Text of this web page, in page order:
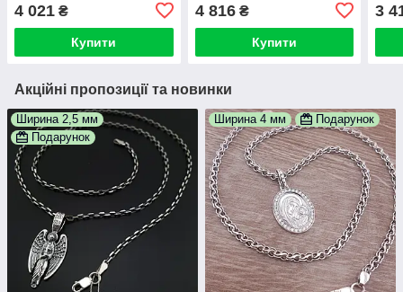
4 021 ₴
Купити
святий Миколай
Чудотворець і ланцюжок
925 проба 50 см
4 816₴
Купити
3
Акційні пропозиції та новинки
Ширина 2,5 мм
Подарунок
Ширина 4 мм Подарунок